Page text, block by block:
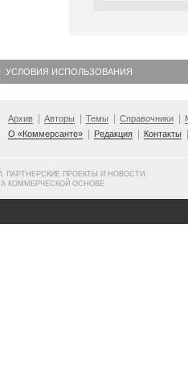
УСЛОВИЯ ИСПОЛЬЗОВАНИЯ
Архив Авторы Темы Справочники
О «Коммерсанте»
Редакция Контакты
ПАРТНЕРСКИЕ ПРОЕКТЫ И НОВОСТИ
КОММЕРЧЕСКОЙ ОСНОВЕ